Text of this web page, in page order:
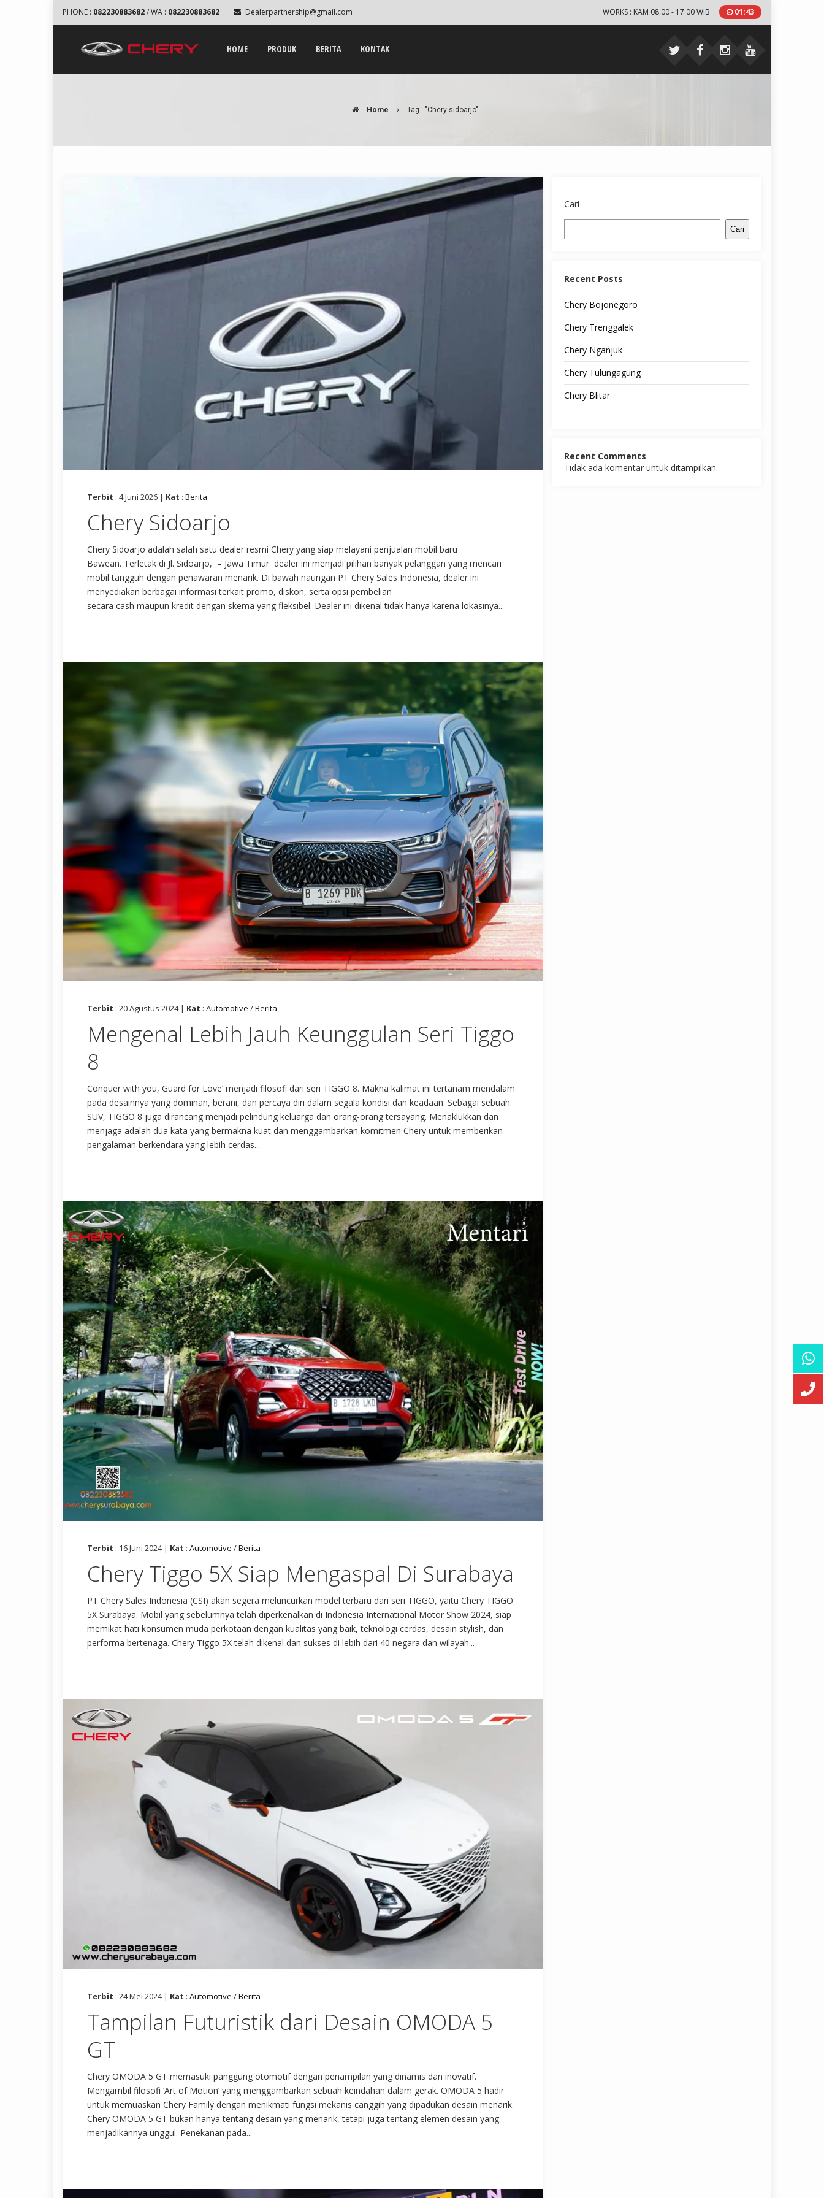
PHONE : 082230883682/ WA : 082230883682 Dealerpartnership@gmail.com WORKS : KAM 08.00 - 17.00 WIB 01:43
HOME PRODUK BERITA KONTAK
Home Tag : "Chery sidoarjo"
Terbit : 4 Juni 2026 | Kat : Berita
Chery Sidoarjo
Chery Sidoarjo adalah salah satu dealer resmi Chery yang siap melayani penjualan mobil baru
Bawean. Terletak di Jl. Sidoarjo, – Jawa Timur dealer ini menjadi pilihan banyak pelanggan yang mencari
mobil tangguh dengan penawaran menarik. Di bawah naungan PT Chery Sales Indonesia, dealer ini
menyediakan berbagai informasi terkait promo, diskon, serta opsi pembelian
secara cash maupun kredit dengan skema yang fleksibel. Dealer ini dikenal tidak hanya karena lokasinya...
Terbit : 20 Agustus 2024 | Kat : Automotive /Berita
Mengenal Lebih Jauh Keunggulan Seri Tiggo
8
Conquer with you, Guard for Love’ menjadi filosofi dari seri TIGGO 8. Makna kalimat ini tertanam mendalam
pada desainnya yang dominan, berani, dan percaya diri dalam segala kondisi dan keadaan. Sebagai sebuah
SUV, TIGGO 8 juga dirancang menjadi pelindung keluarga dan orang-orang tersayang. Menaklukkan dan
menjaga adalah dua kata yang bermakna kuat dan menggambarkan komitmen Chery untuk memberikan
pengalaman berkendara yang lebih cerdas...
Terbit : 16 Juni 2024 | Kat : Automotive /Berita
Chery Tiggo 5X Siap Mengaspal Di Surabaya
PT Chery Sales Indonesia (CSI) akan segera meluncurkan model terbaru dari seri TIGGO, yaitu Chery TIGGO
5X Surabaya. Mobil yang sebelumnya telah diperkenalkan di Indonesia International Motor Show 2024, siap
memikat hati konsumen muda perkotaan dengan kualitas yang baik, teknologi cerdas, desain stylish, dan
performa bertenaga. Chery Tiggo 5X telah dikenal dan sukses di lebih dari 40 negara dan wilayah...
Terbit : 24 Mei 2024 | Kat : Automotive /Berita
Tampilan Futuristik dari Desain OMODA 5
GT
Chery OMODA 5 GT memasuki panggung otomotif dengan penampilan yang dinamis dan inovatif.
Mengambil filosofi ‘Art of Motion’ yang menggambarkan sebuah keindahan dalam gerak. OMODA 5 hadir
untuk memuaskan Chery Family dengan menikmati fungsi mekanis canggih yang dipadukan desain menarik.
Chery OMODA 5 GT bukan hanya tentang desain yang menarik, tetapi juga tentang elemen desain yang
menjadikannya unggul. Penekanan pada...
Cari
Cari
Recent Posts
Chery Bojonegoro
Chery Trenggalek
Chery Nganjuk
Chery Tulungagung
Chery Blitar
Recent Comments
Tidak ada komentar untuk ditampilkan.